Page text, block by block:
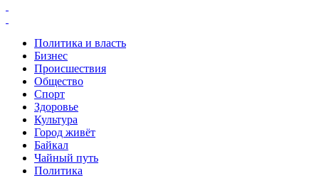
Политика и власть
Бизнес
Происшествия
Общество
Cпорт
Здоровье
Культура
Город живёт
Байкал
Чайный путь
Политика